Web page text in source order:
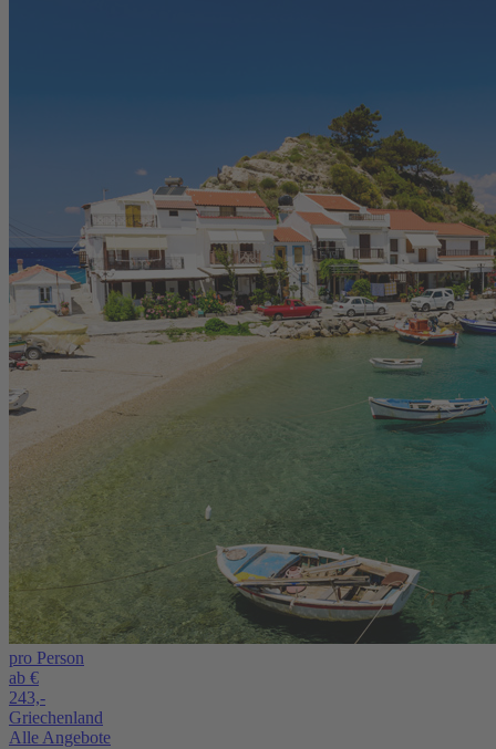
pro Person
ab €
243,-
Griechenland
Alle Angebote